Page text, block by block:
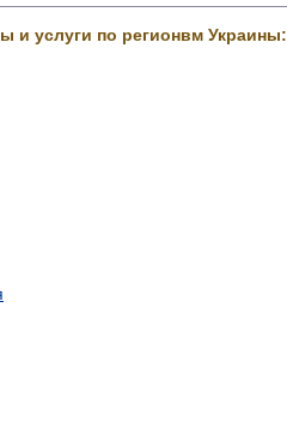
и услуги по регионвм Украины: